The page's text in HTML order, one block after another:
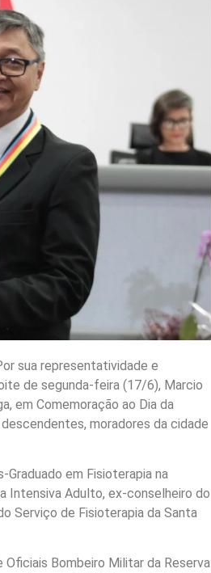
sua representatividade e
de segunda-feira (17/6), Marcio
em Comemoração ao Dia da
moradores da cidade
Graduado em Fisioterapia na
Intensiva Adulto, ex-conselheiro do
Serviço de Fisioterapia da Santa
Oficiais Bombeiro Militar da Reserva